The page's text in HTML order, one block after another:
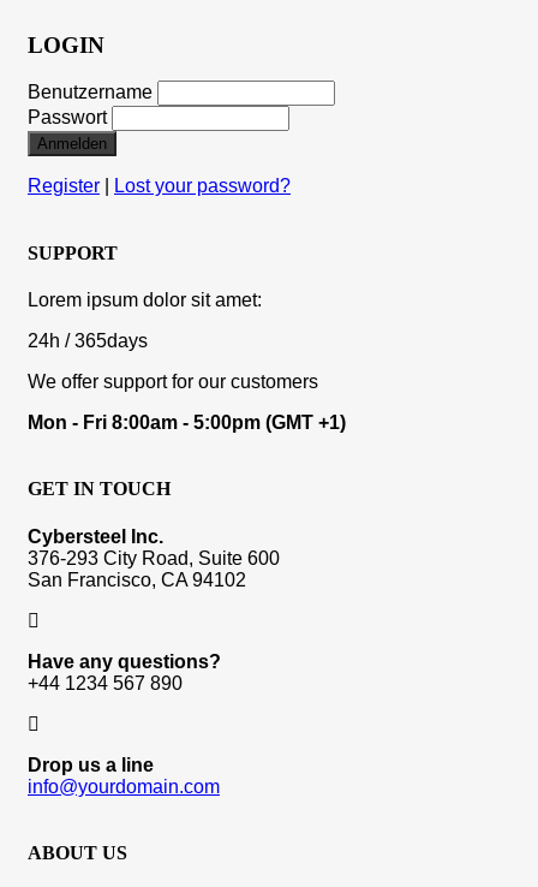
LOGIN
Benutzername
Passwort
Anmelden
Register Lost your password?
SUPPORT
Lorem ipsum dolor sit amet:
24h / 365days
We offer support for our customers
Mon - Fri 8:00am - 5:00pm (GMT +1)
GET IN TOUCH
Cybersteel Inc.
376-293 City Road, Suite 600
San Francisco, CA 94102
Have any questions?
+44 1234 567 890
Drop us a line
info@yourdomain.com
ABOUT US